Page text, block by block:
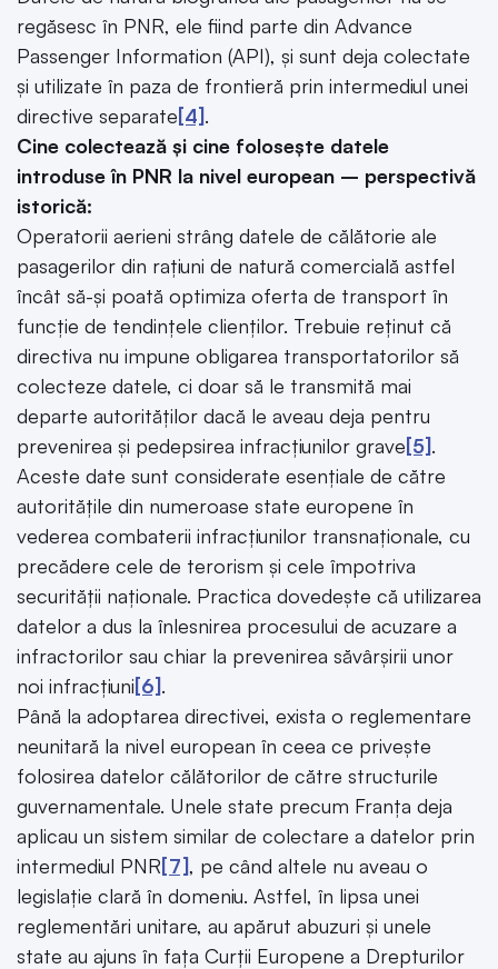
regăsesc în PNR, ele fiind parte din Advance
Passenger Information (API), și sunt deja colectate
și utilizate în paza de frontieră prin intermediul unei
directive separate[4].
Cine colectează și cine folosește datele
introduse în PNR la nivel european – perspectivă
istorică:
Operatorii aerieni strâng datele de călătorie ale
pasagerilor din rațiuni de natură comercială astfel
încât să-și poată optimiza oferta de transport în
funcție de tendințele clienților. Trebuie reținut că
directiva nu impune obligarea transportatorilor să
colecteze datele, ci doar să le transmită mai
departe autorităților dacă le aveau deja pentru
prevenirea și pedepsirea infracțiunilor grave[5].
Aceste date sunt considerate esențiale de către
autoritățile din numeroase state europene în
vederea combaterii infracțiunilor transnaționale, cu
precădere cele de terorism și cele împotriva
securității naționale. Practica dovedește că utilizarea
datelor a dus la înlesnirea procesului de acuzare a
infractorilor sau chiar la prevenirea săvârșirii unor
noi infracțiuni[6].
Până la adoptarea directivei, exista o reglementare
neunitară la nivel european în ceea ce privește
folosirea datelor călătorilor de către structurile
guvernamentale. Unele state precum Franța deja
aplicau un sistem similar de colectare a datelor prin
intermediul PNR[7], pe când altele nu aveau o
legislație clară în domeniu. Astfel, în lipsa unei
reglementări unitare, au apărut abuzuri și unele
state au ajuns în fața Curții Europene a Drepturilor